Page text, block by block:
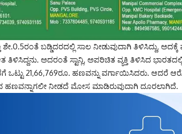
ಶೇ.0.5ರಂತೆ ಬಡ್ಡಿದರದಲ್ಲಿ ಸಾಲ ನೀಡುವುದಾಗಿ ತಿಳಿಸಿದ್ದು,
ಅದರಂತೆ ಸ್ಟಾನ್ಲಿ, ಅಪರಿಚಿತ ವ್ಯಕ್ತಿ ತಿಳಿಸಿದ
ಒಟ್ಟು 21,66,769ರೂ. ಹಣವನ್ನು ವರ್ಗಾಯಿಸಿದರು.
ನೀಡದೆ ಮೋಸ ಮಾಡಿರುವುದಾಗಿ ದೂರಲಾಗಿದೆ.